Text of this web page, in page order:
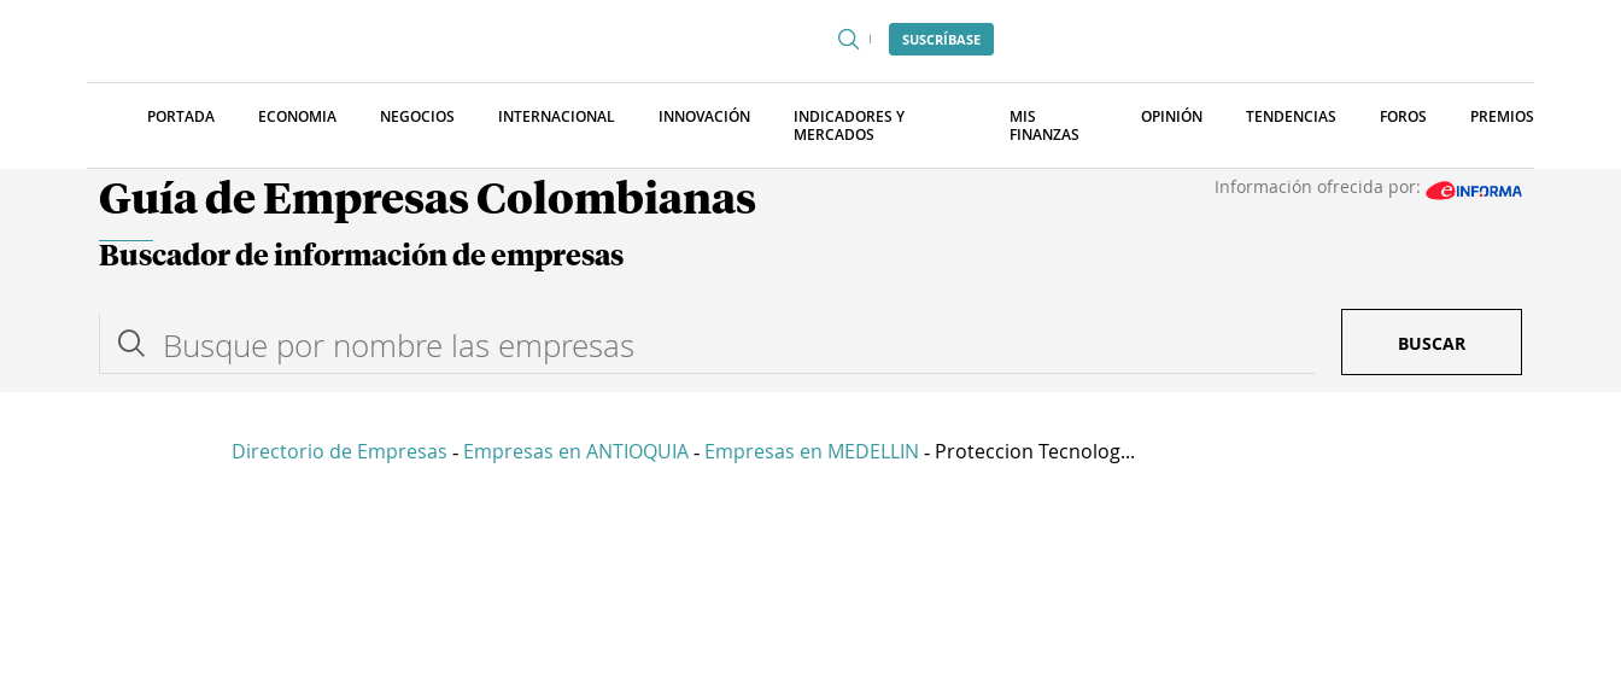
SUSCRÍBASE
PORTADA ECONOMIA NEGOCIOS INTERNACIONAL INNOVACIÓN
INDICADORES Y
MERCADOS
MIS
FINANZAS
OPINIÓN TENDENCIAS FOROS PREMIOS
Guía de Empresas Colombianas Información ofrecida por:
Buscador de información de empresas
BUSCAR
Directorio de Empresas - Empresas en ANTIOQUIA - Empresas en MEDELLIN - Proteccion Tecnolog...